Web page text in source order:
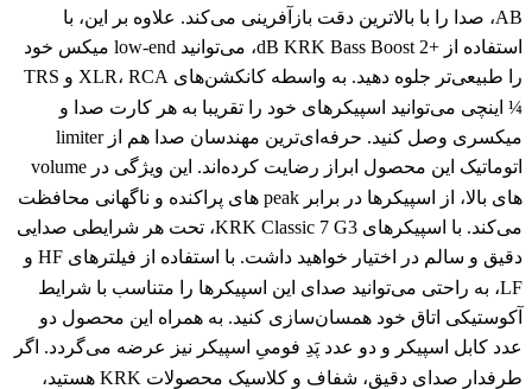
AB، صدا را با بالاترین دقت بازآفرینی می‌کند. علاوه بر این، با
استفاده از +2 dB KRK Bass Boost، می‌توانید low-end میکس خود
را طبیعی‌تر جلوه دهید. به واسطه کانکشن‌های XLR، RCA و TRS
¼ اینچی می‌توانید اسپیکرهای خود را تقریبا به هر کارت صدا و
میکسری وصل کنید. حرفه‌ای‌ترین مهندسان صدا هم از limiter
اتوماتیک این محصول ابراز رضایت کرده‌اند. این ویژگی در volume
های بالا، از اسپیکرها در برابر peak های پراکنده و ناگهانی محافظت
می‌کند. با اسپیکرهای KRK Classic 7 G3، تحت هر شرایطی صدایی
دقیق و سالم در اختیار خواهید داشت. با استفاده از فیلترهای HF و
LF، به راحتی می‌توانید صدای این اسپیکرها را متناسب با شرایط
آکوستیکی اتاق خود همسان‌سازی کنید. به همراه این محصول دو
عدد کابل اسپیکر و دو عدد پَدِ فومیِ اسپیکر نیز عرضه می‌گردد. اگر
طرفدار صدای دقیق، شفاف و کلاسیک محصولات KRK هستید،